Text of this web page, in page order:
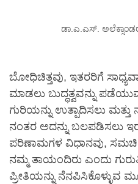
ಡಾ.ಎ.ಎಸ್.
ಬೋಧಿಚಿತ್ತವು, ಇತರರಿಗೆ
ಮಾಡಲು ಬುದ್ಧತ್ವವನ್ನು
ಗುರಿಯನ್ನು ಉತ್ಪಾದಿಸಲು ಮತ್ತು
ನಂತರ ಅದನ್ನು ಬಲಪಡಿಸಲು
ಪರಿಣಾಮಗಳ ವಿಧಾನವು,
ನಮ್ಮ ತಾಯಂದಿರು ಎಂದು
ಪ್ರೀತಿಯನ್ನು ನೆನಪಿಸಿಕೊಳ್ಳುವ